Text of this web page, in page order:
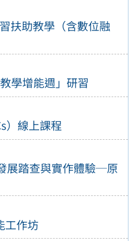
扶助教學（含數位融
學增能週」研習
）線上課程
展踏查與實作體驗─原
工作坊